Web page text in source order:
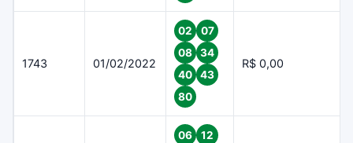
1743 01/02/2022
02
07
08
34
40
43
80
R$ 0,00
06
12